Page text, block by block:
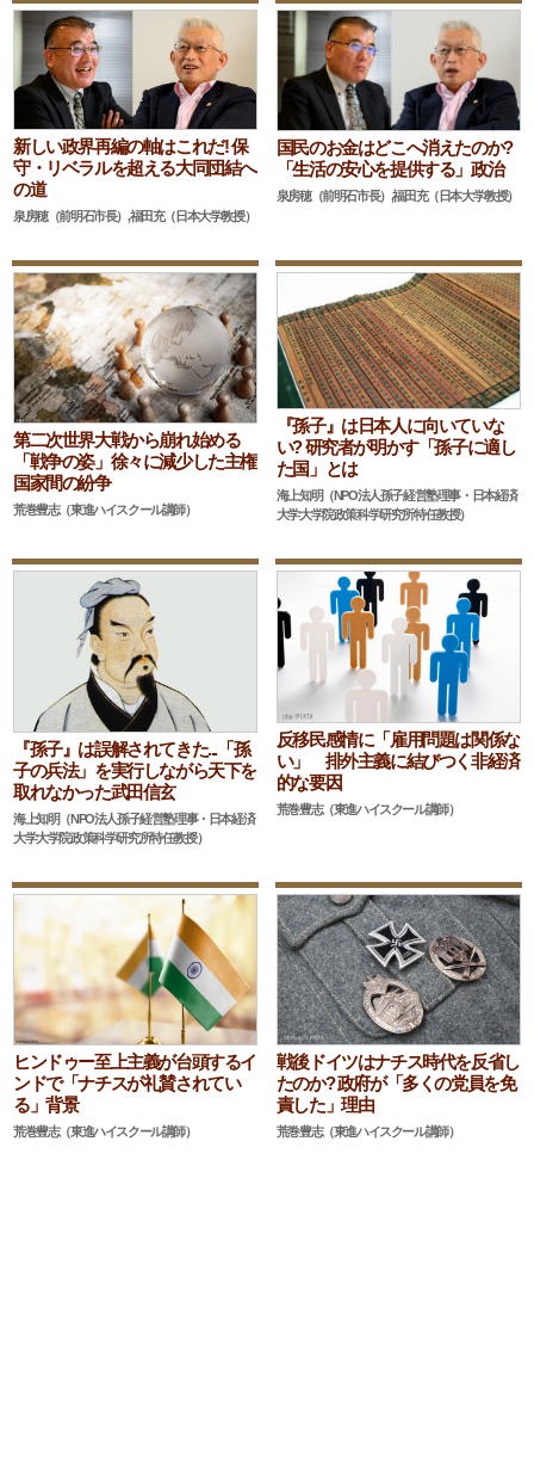
新しい政界再編の軸はこれだ! 保
守・リベラルを超える大同団結へ
の道
泉房穂（前明石市長）,福田充（日本大学教授）
国民のお金はどこへ消えたのか?
「生活の安心を提供する」政治
泉房穂（前明石市長）,福田充（日本大学教授）
第二次世界大戦から崩れ始める
「戦争の姿」徐々に減少した主権
国家間の紛争
荒巻豊志（東進ハイスクール講師）
『孫子』は日本人に向いていな
い? 研究者が明かす「孫子に適し
た国」とは
海上知明（NPO法人孫子経営塾理事・日本経済
大学大学院政策科学研究所特任教授）
『孫子』は誤解されてきた...「孫
子の兵法」を実行しながら天下を
取れなかった武田信玄
海上知明（NPO法人孫子経営塾理事・日本経済
大学大学院政策科学研究所特任教授）
反移民感情に「雇用問題は関係な
い」 排外主義に結びつく非経済
的な要因
荒巻豊志（東進ハイスクール講師）
ヒンドゥー至上主義が台頭するイ
ンドで「ナチスが礼賛されてい
る」背景
荒巻豊志（東進ハイスクール講師）
戦後ドイツはナチス時代を反省し
たのか? 政府が「多くの党員を免
責した」理由
荒巻豊志（東進ハイスクール講師）